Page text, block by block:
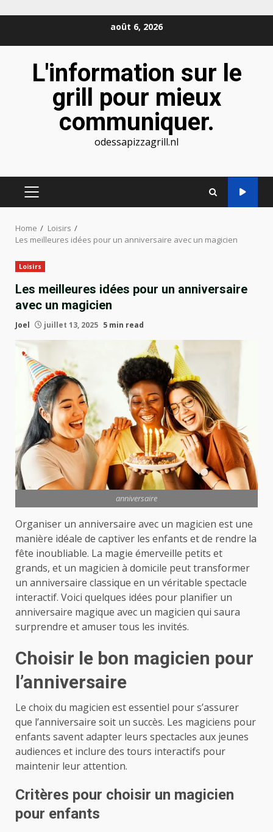
août 6, 2026
L'information sur le
grill pour mieux
communiquer.
odessapizzagrill.nl
PRIMARY
Home
Loisirs
Les meilleures idées pour un anniversaire avec un magicien
Loisirs
Les meilleures idées pour un anniversaire
avec un magicien
Joel juillet 13, 2025 5 min read
anniversaire
Organiser un anniversaire avec un magicien est une
manière idéale de captiver les enfants et de rendre la
fête inoubliable. La magie émerveille petits et
grands, et un magicien à domicile peut transformer
un anniversaire classique en un véritable spectacle
interactif. Voici quelques idées pour planifier un
anniversaire magique avec un magicien qui saura
surprendre et amuser tous les invités.
Choisir le bon magicien pour
l’anniversaire
Le choix du magicien est essentiel pour s’assurer
que l’anniversaire soit un succès. Les magiciens pour
enfants savent adapter leurs spectacles aux jeunes
audiences et inclure des tours interactifs pour
maintenir leur attention.
Critères pour choisir un magicien
pour enfants